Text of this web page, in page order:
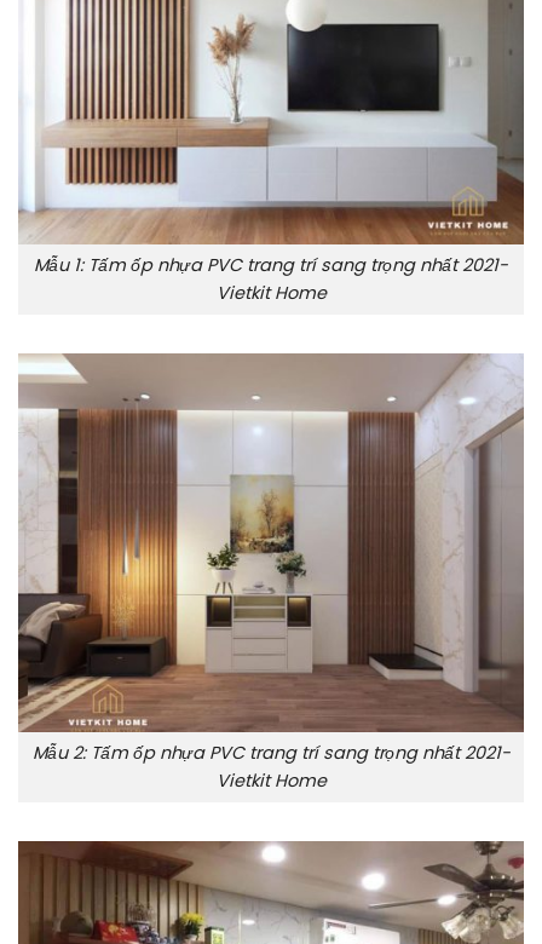
Mẫu 1: Tấm ốp nhựa PVC trang trí sang trọng nhất 2021-
Vietkit Home
Mẫu 2: Tấm ốp nhựa PVC trang trí sang trọng nhất 2021-
Vietkit Home